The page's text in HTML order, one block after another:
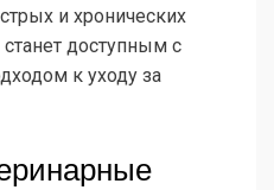
и хронических
доступным с
к уходу за